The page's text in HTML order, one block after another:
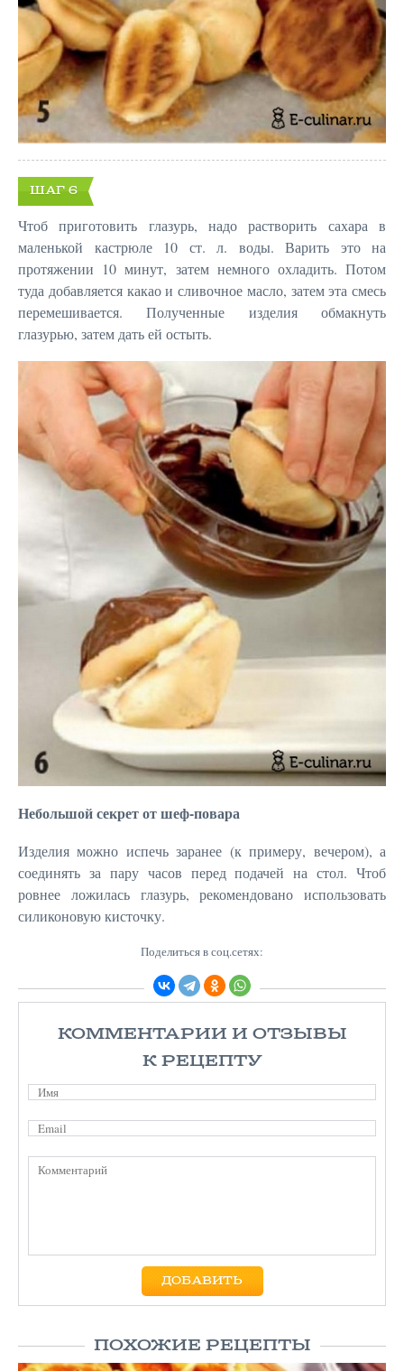
ШАГ 6
Чтоб приготовить глазурь, надо растворить сахара в
маленькой кастрюле 10 ст. л. воды. Варить это на
протяжении 10 минут, затем немного охладить. Потом
туда добавляется какао и сливочное масло, затем эта смесь
перемешивается. Полученные изделия обмакнуть
глазурью, затем дать ей остыть.
Небольшой секрет от шеф-повара
Изделия можно испечь заранее (к примеру, вечером), а
соединять за пару часов перед подачей на стол. Чтоб
ровнее ложилась глазурь, рекомендовано использовать
силиконовую кисточку.
Поделиться в соц.сетях:
КОММЕНТАРИИ И ОТЗЫВЫ
К РЕЦЕПТУ
ПОХОЖИЕ РЕЦЕПТЫ